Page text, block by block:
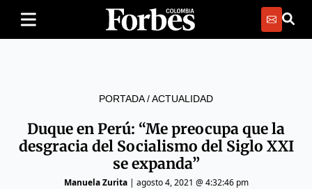
PORTADA/ACTUALIDAD
Duque en Perú: “Me preocupa que la
desgracia del Socialismo del Siglo XXI
se expanda”
Manuela Zurita| agosto 4, 2021 @ 4:32:46 pm